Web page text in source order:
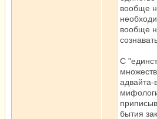
вообще
вообще
С
адвайта-
бытия